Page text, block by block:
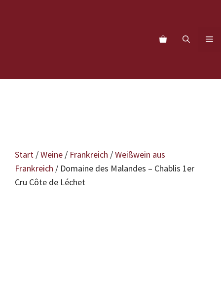
Start /Weine / Frankreich /Weißwein aus
Frankreich / Domaine des Malandes – Chablis 1er
Cru Côte de Léchet